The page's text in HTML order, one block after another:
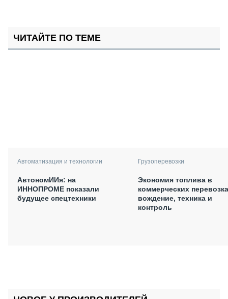
ЧИТАЙТЕ ПО ТЕМЕ
Автоматизация и технологии
АвтономИИя: на
ИННОПРОМЕ показали
будущее спецтехники
Грузоперевозки
Экономия топлива в
коммерческих
вождение, техника и
контроль